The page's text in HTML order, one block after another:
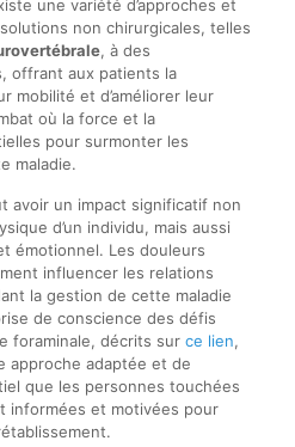
une variété d’approches et
non chirurgicales, telles
, à des
offrant aux patients la
mobilité et d’améliorer leur
où la force et la
pour surmonter les
maladie.
avoir un impact significatif non
d’un individu, mais aussi
émotionnel. Les douleurs
influencer les relations
la gestion de cette maladie
de conscience des défis
foraminale, décrits sur ce lien,
approche adaptée et de
que les personnes touchées
informées et motivées pour